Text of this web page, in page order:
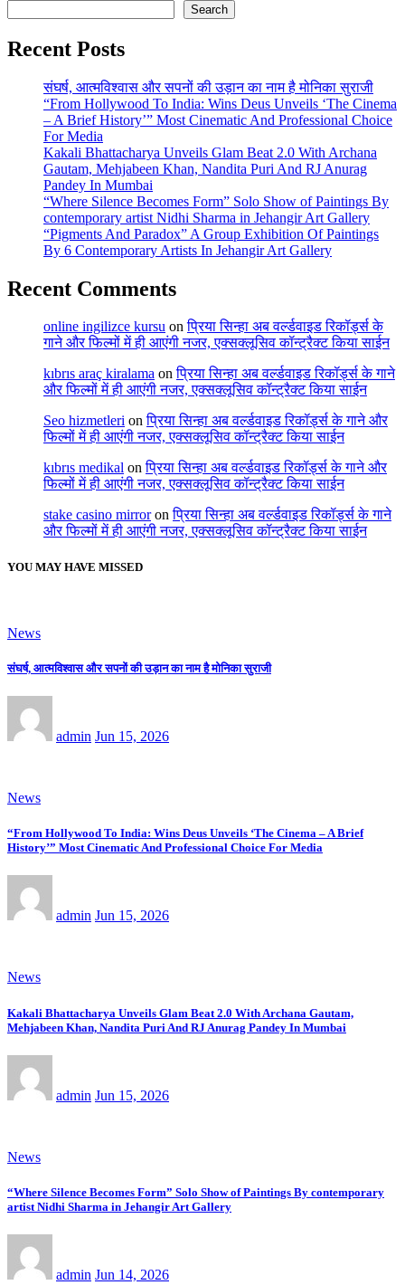
Search
Recent Posts
संघर्ष, आत्मविश्वास और सपनों की उड़ान का नाम है मोनिका सुराजी
“From Hollywood To India: Wins Deus Unveils ‘The Cinema
– A Brief History’” Most Cinematic And Professional Choice
For Media
Kakali Bhattacharya Unveils Glam Beat 2.0 With Archana
Gautam, Mehjabeen Khan, Nandita Puri And RJ Anurag
Pandey In Mumbai
“Where Silence Becomes Form” Solo Show of Paintings By
contemporary artist Nidhi Sharma in Jehangir Art Gallery
“Pigments And Paradox” A Group Exhibition Of Paintings
By 6 Contemporary Artists In Jehangir Art Gallery
Recent Comments
online ingilizce kursu onप्रिया सिन्हा अब वर्ल्डवाइड रिकॉर्ड्स के
गाने और फिल्मों में ही आएंगी नजर, एक्सक्लूसिव कॉन्ट्रैक्ट किया साईन
kıbrıs araç kiralama onप्रिया सिन्हा अब वर्ल्डवाइड रिकॉर्ड्स के गाने
और फिल्मों में ही आएंगी नजर, एक्सक्लूसिव कॉन्ट्रैक्ट किया साईन
Seo hizmetleri onप्रिया सिन्हा अब वर्ल्डवाइड रिकॉर्ड्स के गाने और
फिल्मों में ही आएंगी नजर, एक्सक्लूसिव कॉन्ट्रैक्ट किया साईन
kıbrıs medikal onप्रिया सिन्हा अब वर्ल्डवाइड रिकॉर्ड्स के गाने और
फिल्मों में ही आएंगी नजर, एक्सक्लूसिव कॉन्ट्रैक्ट किया साईन
stake casino mirroronप्रिया सिन्हा अब वर्ल्डवाइड रिकॉर्ड्स के गाने
और फिल्मों में ही आएंगी नजर, एक्सक्लूसिव कॉन्ट्रैक्ट किया साईन
YOU MAY HAVE MISSED
News
संघर्ष, आत्मविश्वास और सपनों की उड़ान का नाम है मोनिका सुराजी
admin Jun 15, 2026
News
“From Hollywood To India: Wins Deus Unveils ‘The Cinema – A Brief
History’” Most Cinematic And Professional Choice For Media
admin Jun 15, 2026
News
Kakali Bhattacharya Unveils Glam Beat 2.0 With Archana Gautam,
Mehjabeen Khan, Nandita Puri And RJ Anurag Pandey In Mumbai
admin Jun 15, 2026
News
“Where Silence Becomes Form” Solo Show of Paintings By contemporary
artist Nidhi Sharma in Jehangir Art Gallery
admin Jun 14, 2026